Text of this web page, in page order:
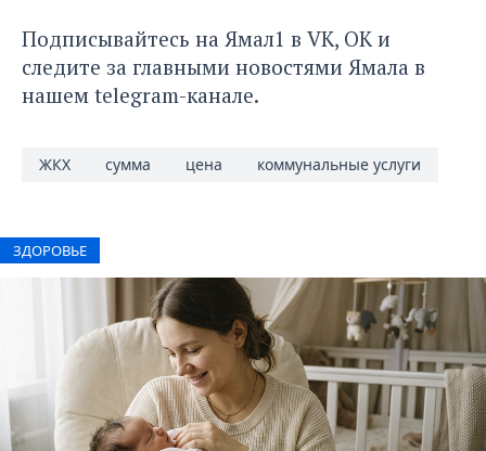
Подписывайтесь на Ямал1 в VK, ОК и
следите за главными новостями Ямала в
нашем telegram-канале.
ЖКХ сумма цена коммунальные услуги
ЗДОРОВЬЕ